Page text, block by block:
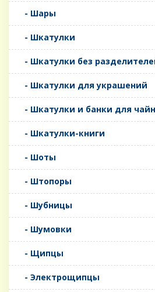
- Шары
- Шкатулки
- Шкатулки без
- Шкатулки для украшений
- Шкатулки и банки для
- Шкатулки-книги
- Шоты
- Штопоры
- Шубницы
- Шумовки
- Щипцы
- Электрощипцы